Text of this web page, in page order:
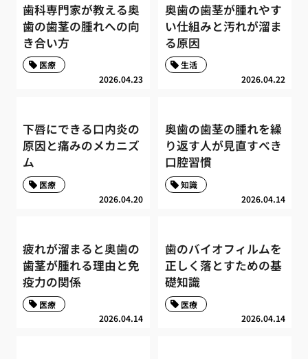
歯科専門家が教える奥
歯の歯茎の腫れへの向
き合い方
2026.04.23
医療
奥歯の歯茎が腫れやす
い仕組みと汚れが溜ま
る原因
2026.04.22
生活
下唇にできる口内炎の
原因と痛みのメカニズ
ム
2026.04.20
医療
奥歯の歯茎の腫れを繰
り返す人が見直すべき
口腔習慣
2026.04.14
知識
疲れが溜まると奥歯の
歯茎が腫れる理由と免
疫力の関係
2026.04.14
医療
歯のバイオフィルムを
正しく落とすための基
礎知識
2026.04.14
医療